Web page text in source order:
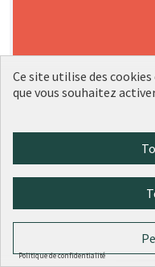
Ce site utilise des
que vous souhaitez
Politique de confidentialité